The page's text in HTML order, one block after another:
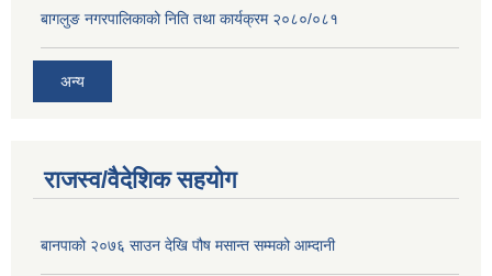
बागलुङ नगरपालिकाको निति तथा कार्यक्रम २०८०/०८१
अन्य
राजस्व/वैदेशिक सहयोग
बानपाको २०७६ साउन देखि पौष मसान्त सम्मको आम्दानी